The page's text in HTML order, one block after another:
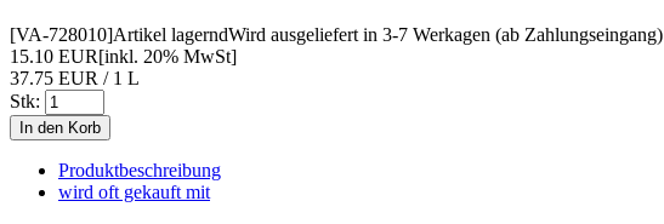
[VA-728010]Artikel lagerndWird ausgeliefert in 3-7 Werkagen (ab Zahlungseingang)
15.10 EUR[inkl. 20% MwSt]
37.75 EUR / 1 L
Stk:
Produktbeschreibung
wird oft gekauft mit